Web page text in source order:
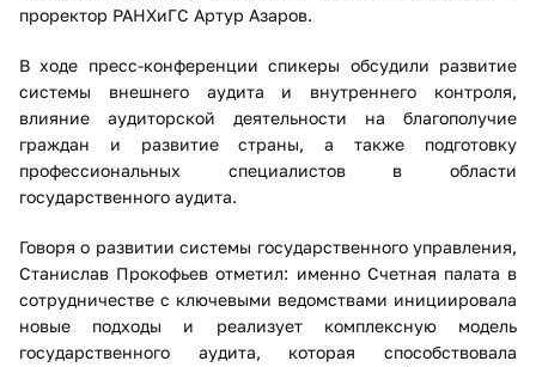
проректор РАНХиГС Артур Азаров.
В ходе пресс-конференции спикеры обсудили развитие
системы внешнего аудита и внутреннего контроля,
влияние аудиторской деятельности на благополучие
граждан и развитие страны, а также подготовку
профессиональных специалистов в области
государственного аудита.
Говоря о развитии системы государственного управления,
Станислав Прокофьев отметил: именно Счетная палата в
сотрудничестве с ключевыми ведомствами инициировала
новые подходы и реализует комплексную модель
государственного аудита, которая способствовала